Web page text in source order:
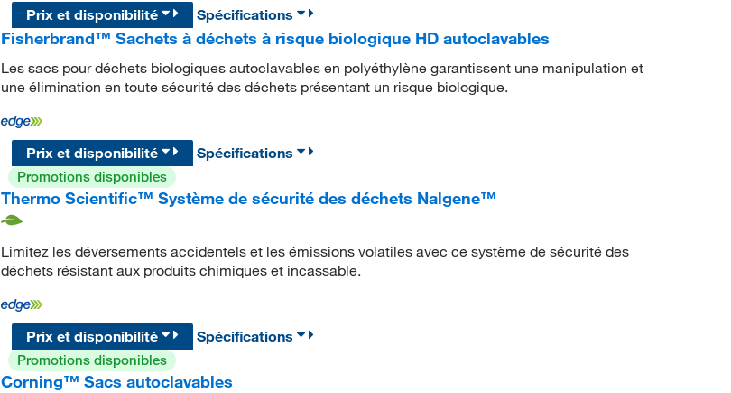
Prix et disponibilité
Spécifications
Fisherbrand™ Sachets à déchets à risque biologique HD autoclavables
Les sacs pour déchets biologiques autoclavables en polyéthylène garantissent une manipulation et
une élimination en toute sécurité des déchets présentant un risque biologique.
Prix et disponibilité
Spécifications
Promotions disponibles
Thermo Scientific™ Système de sécurité des déchets Nalgene™
Limitez les déversements accidentels et les émissions volatiles avec ce système de sécurité des
déchets résistant aux produits chimiques et incassable.
Prix et disponibilité
Spécifications
Promotions disponibles
Corning™ Sacs autoclavables